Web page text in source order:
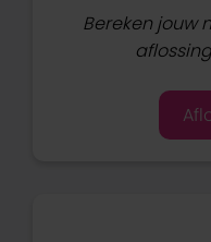
Bereken jouw